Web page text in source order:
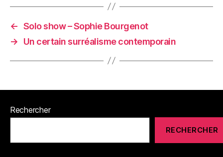
← Solo show – Sophie Bourgenot
→
Un certain surréalisme contemporain
Rechercher
RECHERCHER